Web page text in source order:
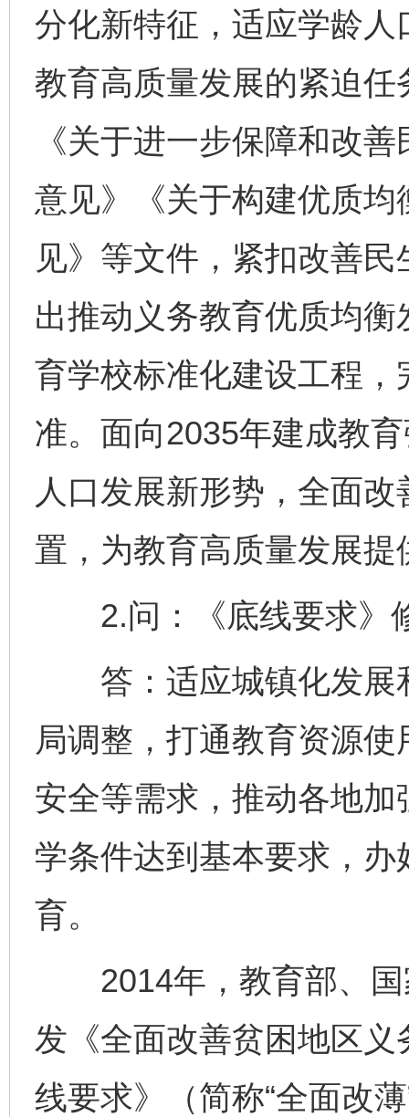
分化新特征，适应学龄
教育高质量发展的紧迫
《关于进一步保障和改
意见》《关于构建优质
见》等文件，紧扣改善
出推动义务教育优质均
育学校标准化建设工程
准。面向2035年建成教
人口发展新形势，全面
置，为教育高质量发展
2.问：《底线要求》
答：适应城镇化发展
局调整，打通教育资源
安全等需求，推动各地
学条件达到基本要求，
育。
2014年，教育部、国
发《全面改善贫困地区
线要求》（简称“全面改